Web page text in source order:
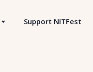
Support NITFest